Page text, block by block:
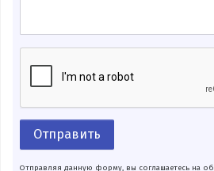
Отправить
Отправляя данную форму, вы соглашаетесь на